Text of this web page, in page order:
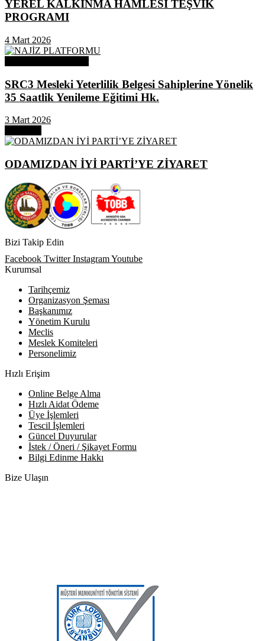
YEREL KALKINMA HAMLESİ TEŞVİK
PROGRAMI
4 Mart 2026
SRC3 Mesleki Yeterlilik Belgesi Sahiplerine Yönelik
35 Saatlik Yenileme Eğitimi Hk.
3 Mart 2026
ODAMIZDAN İYİ PARTİ’YE ZİYARET
Bizi Takip Edin
Facebook Twitter InstagramYoutube
Kurumsal
Tarihçemiz
Organizasyon Şeması
Başkanımız
Yönetim Kurulu
Meclis
Meslek Komiteleri
Personelimiz
Hızlı Erişim
Online Belge Alma
Hızlı Aidat Ödeme
Üye İşlemleri
Tescil İşlemleri
Güncel Duyurular
İstek / Öneri / Şikayet Formu
Bilgi Edinme Hakkı
Bize Ulaşın